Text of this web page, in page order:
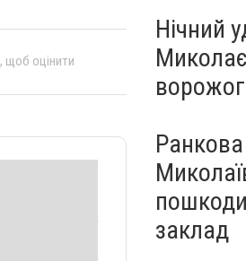
, щоб оцінити
Нічний
заклад